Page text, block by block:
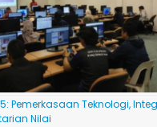
Pemerkasaan Teknologi,
Nilai